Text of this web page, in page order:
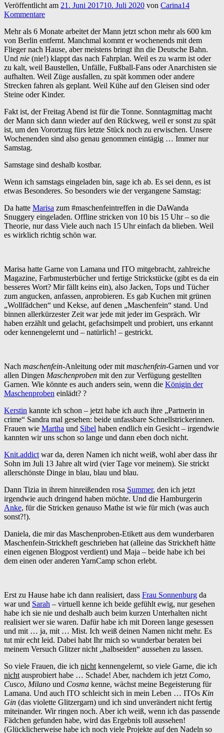
Veröffentlicht am 21. Juni 201710. Juli 2020 von Carina14
Kommentare
Mehr als 6 Monate arbeitet der Mann jetzt schon mehr als 600 km
von Berlin entfernt. Manchmal kommt er wochenends mit dem
Flieger nach Hause, aber meistens bringt ihn die Deutsche Bahn.
Und nie (nie!) klappt das nach Fahrplan. Weil es zu warm ist oder
zu kalt, weil Baustellen, Unfälle, Fußball-Fans oder Anarchisten sie
aufhalten. Weil Züge ausfallen, zu spät kommen oder andere
Strecken fahren als geplant. Weil Kühe auf den Gleisen sind oder
Steine oder Kinder.
Fakt ist, der Freitag Abend ist für die Tonne. Sonntagmittag macht
der Mann sich dann wieder auf den Rückweg, weil er sonst zu spät
ist, um den Vorortzug fürs letzte Stück noch zu erwischen. Unsere
Wochenenden sind also genau genommen eintägig … Immer nur
Samstag.
Samstage sind deshalb kostbar.
Wenn ich samstags eingeladen bin, sage ich ab. Es sei denn, es ist
etwas Besonderes. So besonders wie der vergangene Samstag:
Da hatte Marisa zum #maschenfeintreffen in die DaWanda
Snuggery eingeladen. Offline stricken von 10 bis 15 Uhr – so die
Theorie, nur dass Viele auch nach 15 Uhr einfach da blieben. Weil
es wirklich richtig schön war.
Marisa hatte Garne von Lamana und ITO mitgebracht, zahlreiche
Magazine, Farbmusterbücher und fertige Strickstücke (gibt es da ein
besseres Wort? Mir fällt keins ein), also Jacken, Tops und Tücher
zum angucken, anfassen, anprobieren. Es gab Kuchen mit grünen
„Wollfädchen“ und Kekse, auf denen „Maschenfein“ stand. Und
binnen allerkürzester Zeit war jede mit jeder im Gespräch. Wir
haben erzählt und gelacht, gefachsimpelt und probiert, uns erkannt
oder kennengelernt und – natürlich! – gestrickt.
Nach maschenfein-Anleitung oder mit maschenfein-Garnen und vor
allen Dingen Maschenproben mit den zur Verfügung gestellten
Garnen. Wie könnte es auch anders sein, wenn die Königin der
Maschenproben einlädt? ?
Kerstin kannte ich schon – jetzt habe ich auch ihre „Partnerin in
crime“ Sandra mal gesehen: beide unfassbare Schnellstrickerinnen.
Frauen wie Martha und Sibel haben endlich ein Gesicht – irgendwie
kannten wir uns schon so lange und dann eben doch nicht.
Knit.addict war da, deren Namen ich nicht weiß, wohl aber dass ihr
Sohn im Juli 13 Jahre alt wird (vier Tage vor meinem). Sie strickt
allerschönste Dinge in blau, blau und blau.
Dann Tizia in ihrem hinreißenden rosa Summer, den ich jetzt
irgendwie auch dringend haben möchte. Und die Hamburgerin
Anke, für die Stricken genauso Mathe ist wie für mich (was auch
sonst?!).
Daniela, die mir das Maschenproben-Etikett aus dem wunderbaren
Maschenfein-Strickheft geschrieben hat (alleine das Strickheft hätte
einen eigenen Blogpost verdient) und Maja – beide habe ich bei
dem einen oder anderen YarnCamp schon erlebt.
Erst zu Hause habe ich dann realisiert, dass Frau Sonnenburg da
war und Sarah – virtuell kenne ich beide gefühlt ewig, nur gesehen
habe ich sie nie und deshalb auch beim kurzen Unterhalten nicht
realisiert wer sie waren. Dafür habe ich mit Doreen lange gesessen
und mit … ja, mit … Mist. Ich weiß deinen Namen nicht mehr. Es
tut mir echt leid. Dabei habt Ihr mich so wunderbar beraten bei
meinem Versuch Glitzer nicht „halbseiden“ aussehen zu lassen.
So viele Frauen, die ich nicht kennengelernt, so viele Garne, die ich
nicht ausprobiert habe … Schade! Aber, nachdem ich jetzt Como,
Cusco, Milano und Cosma kenne, wächst meine Begeisterung für
Lamana. Und auch ITO schleicht sich in mein Leben … ITOs Kin
Gin (das violette Glitzergarn) und ich sind unverändert nicht fertig
miteinander. Wir ringen noch. Aber ich weiß, wenn ich das passende
Fädchen gefunden habe, wird das Ergebnis toll aussehen!
(Glücklicherweise habe ich noch viele Projekte auf den Nadeln so